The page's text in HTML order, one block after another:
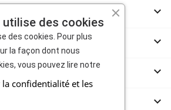




utilise des cookies
des cookies. Pour plus
la façon dont nous
vous pouvez lire notre
confidentialité et les